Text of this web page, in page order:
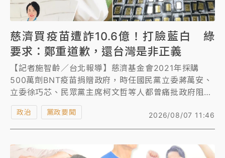
中信慈善基金會想增加董事人數！辜仲諒向法院聲請遭
駁 理由曝光
故宮《龍藏經》特展第2檔！今線上預約開賣一度塞車
周六起展出延長至晚上7時
台東農業處長涉圖利渡假村！東檢抗告成功 今重開羈
押庭
雨熱區曝
慈濟買疫苗遭詐10.6億！打臉藍白 綠
要求：鄭重道歉，還台灣是非正義
【記者施智齡／台北報導】慈濟基金會2021年採購
500萬劑BNT疫苗捐贈政府，時任國民黨立委蔣萬安、
立委徐巧芯、民眾黨主席柯文哲等人都曾痛批政府阻擋
民間購買疫苗，伴隨台中地檢署近日起訴涉詐騙慈濟
10.6億元的律師陳昱瑄、掮客李易儒等17人，讓事件再
受討論。民進黨發言人人李坤城直言，這是藍白大型翻
的藍白政治人物鄭重道歉。
2026/08/07 11:46
政治 黨政要聞